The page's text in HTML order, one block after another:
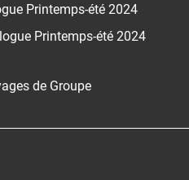
Printemps-été 2024
Printemps-été 2024
de Groupe